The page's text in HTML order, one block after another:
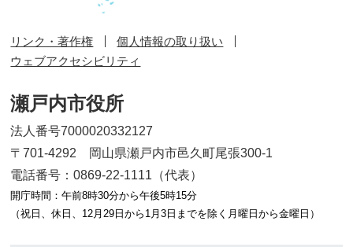
リンク・著作権
個人情報の取り扱い
ウェブアクセシビリティ
瀬戸内市役所
法人番号7000020332127
〒701-4292 岡山県瀬戸内市邑久町尾張300-1
電話番号：0869-22-1111（代表）
開庁時間：午前8時30分から午後5時15分
（祝日、休日、12月29日から1月3日までを除く月曜日から金曜日）